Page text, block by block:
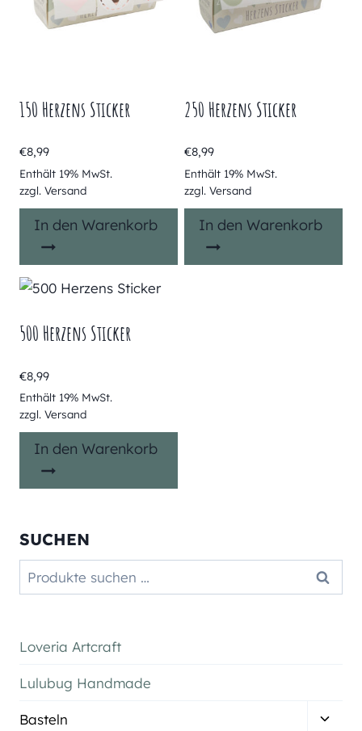
150 Herzens Sticker
€8,99
Enthält 19% MwSt.
zzgl. Versand
In den Warenkorb
250 Herzens Sticker
€8,99
Enthält 19% MwSt.
zzgl. Versand
In den Warenkorb
500 Herzens Sticker
€8,99
Enthält 19% MwSt.
zzgl. Versand
In den Warenkorb
SUCHEN
Suchen
nach:
Suchen
Loveria Artcraft
Lulubug Handmade
Basteln